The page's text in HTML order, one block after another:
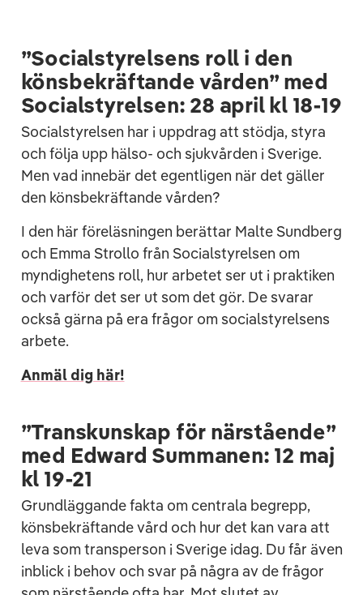
”Socialstyrelsens roll i den
könsbekräftande vården” med
Socialstyrelsen: 28 april kl 18-19
Socialstyrelsen har i uppdrag att stödja, styra
och följa upp hälso- och sjukvården i Sverige.
Men vad innebär det egentligen när det gäller
den könsbekräftande vården?
I den här föreläsningen berättar Malte Sundberg
och Emma Strollo från Socialstyrelsen om
myndighetens roll, hur arbetet ser ut i praktiken
och varför det ser ut som det gör. De svarar
också gärna på era frågor om socialstyrelsens
arbete.
Anmäl dig här!
”Transkunskap för närstående”
med Edward Summanen: 12 maj
kl 19-21
Grundläggande fakta om centrala begrepp,
könsbekräftande vård och hur det kan vara att
leva som transperson i Sverige idag. Du får även
inblick i behov och svar på några av de frågor